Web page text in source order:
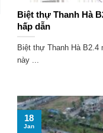
Biệt thự Thanh Hà
hấp dẫn
Biệt thự Thanh Hà B2.4
này ...
18
Jan